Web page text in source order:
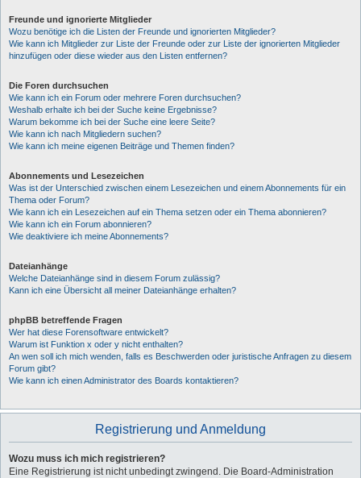
Freunde und ignorierte Mitglieder
Wozu benötige ich die Listen der Freunde und ignorierten Mitglieder?
Wie kann ich Mitglieder zur Liste der Freunde oder zur Liste der ignorierten Mitglieder
hinzufügen oder diese wieder aus den Listen entfernen?
Die Foren durchsuchen
Wie kann ich ein Forum oder mehrere Foren durchsuchen?
Weshalb erhalte ich bei der Suche keine Ergebnisse?
Warum bekomme ich bei der Suche eine leere Seite?
Wie kann ich nach Mitgliedern suchen?
Wie kann ich meine eigenen Beiträge und Themen finden?
Abonnements und Lesezeichen
Was ist der Unterschied zwischen einem Lesezeichen und einem Abonnements für ein
Thema oder Forum?
Wie kann ich ein Lesezeichen auf ein Thema setzen oder ein Thema abonnieren?
Wie kann ich ein Forum abonnieren?
Wie deaktiviere ich meine Abonnements?
Dateianhänge
Welche Dateianhänge sind in diesem Forum zulässig?
Kann ich eine Übersicht all meiner Dateianhänge erhalten?
phpBB betreffende Fragen
Wer hat diese Forensoftware entwickelt?
Warum ist Funktion x oder y nicht enthalten?
An wen soll ich mich wenden, falls es Beschwerden oder juristische Anfragen zu diesem
Forum gibt?
Wie kann ich einen Administrator des Boards kontaktieren?
Registrierung und Anmeldung
Wozu muss ich mich registrieren?
Eine Registrierung ist nicht unbedingt zwingend. Die Board-Administration